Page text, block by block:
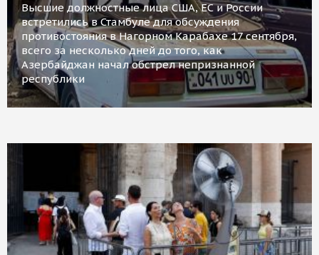
Высшие должностные лица США, ЕС и России
встретились в Стамбуле для обсуждения
противостояния в Нагорном Карабахе 17 сентября,
всего за несколько дней до того, как
Азербайджан начал обстрел непризнанной
республики